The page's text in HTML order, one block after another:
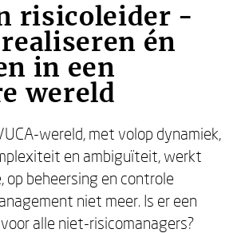
risicoleider -
én
in een
wereld
wereld, met volop dynamiek,
en ambiguïteit, werkt
op beheersing en controle
niet meer. Is er een
alle niet-risicomanagers?